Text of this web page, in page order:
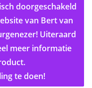
doorgeschakeld
van Bert van
Uiteraard
meer informatie
te doen!